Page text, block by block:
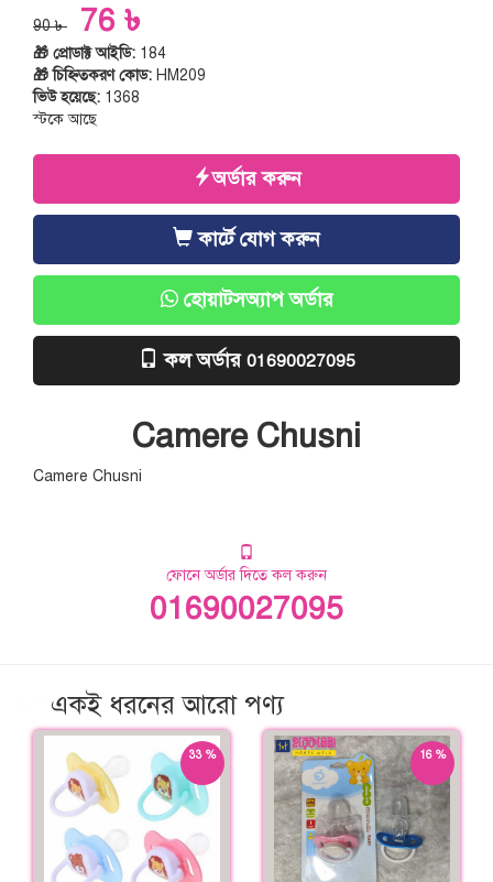
90 ৳ 76 ৳
🎁 প্রোডাক্ট আইডি: 184
🎁 চিহ্নিতকরণ কোড: HM209
ভিউ হয়েছে: 1368
স্টকে আছে
অর্ডার করুন
কার্টে যোগ করুন
হোয়াটসঅ্যাপ অর্ডার
কল অর্ডার 01690027095
Camere Chusni
Camere Chusni
ফোনে অর্ডার দিতে কল করুন
01690027095
একই ধরনের আরো পণ্য
33 %
16 %